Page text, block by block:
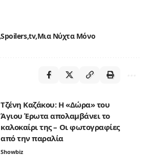
Spoilerstv Μια Νύχτα Μόνο
Τζένη Καζάκου: Η «Δώρα» του
Άγιου Έρωτα απολαμβάνει το
καλοκαίρι της – Οι φωτογραφίες
από την παραλία
Showbiz